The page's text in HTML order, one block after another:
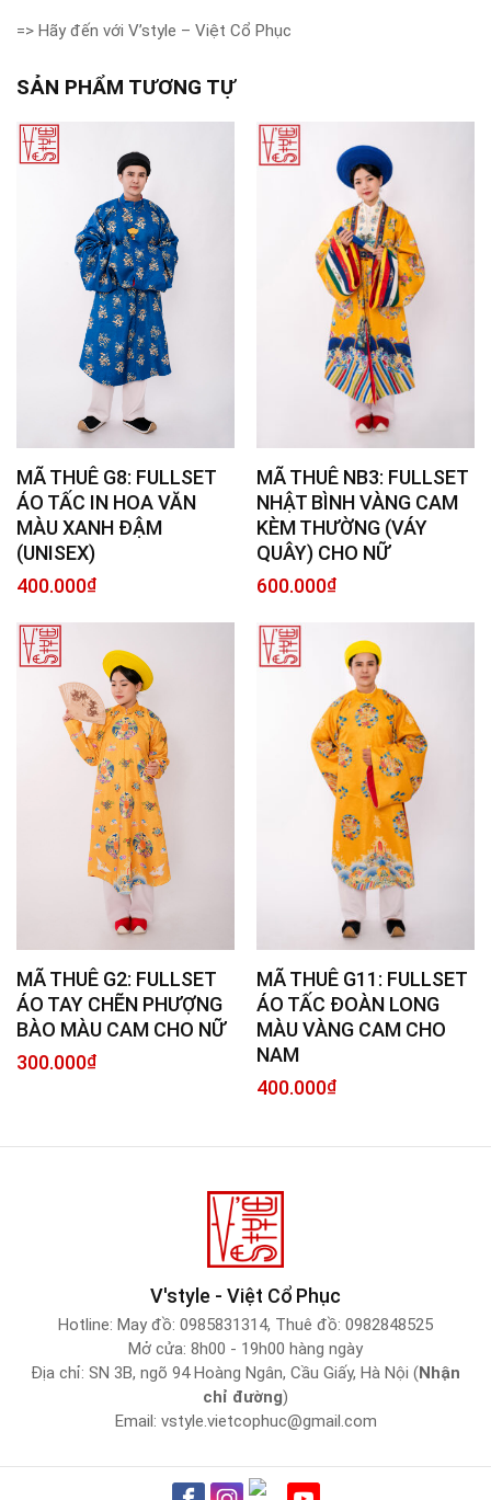
=> Hãy đến với V’style – Việt Cổ Phục
SẢN PHẨM TƯƠNG TỰ
MÃ THUÊ G8: FULLSET
ÁO TẤC IN HOA VĂN
MÀU XANH ĐẬM
(UNISEX)
400.000₫
MÃ THUÊ NB3: FULLSET
NHẬT BÌNH VÀNG CAM
KÈM THƯỜNG (VÁY
QUÂY) CHO NỮ
600.000₫
MÃ THUÊ G2: FULLSET
ÁO TAY CHẼN PHƯỢNG
BÀO MÀU CAM CHO NỮ
300.000₫
MÃ THUÊ G11: FULLSET
ÁO TẤC ĐOÀN LONG
MÀU VÀNG CAM CHO
NAM
400.000₫
V'style - Việt Cổ Phục
Hotline: May đồ: 0985831314, Thuê đồ: 0982848525
Mở cửa: 8h00 - 19h00 hàng ngày
Địa chỉ: SN 3B, ngõ 94 Hoàng Ngân, Cầu Giấy, Hà Nội (Nhận
chỉ đường)
Email: vstyle.vietcophuc@gmail.com